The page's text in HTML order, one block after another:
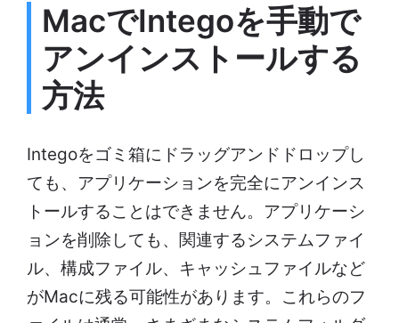
MacでIntegoを手動で
アンインストールする
方法
Integoをゴミ箱にドラッグアンドドロップし
ても、アプリケーションを完全にアンインス
トールすることはできません。アプリケーシ
ョンを削除しても、関連するシステムファイ
ル、構成ファイル、キャッシュファイルなど
がMacに残る可能性があります。これらのフ